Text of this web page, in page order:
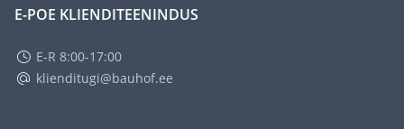
E-POE KLIENDITEENINDUS
E-R 8:00-17:00
klienditugi@bauhof.ee